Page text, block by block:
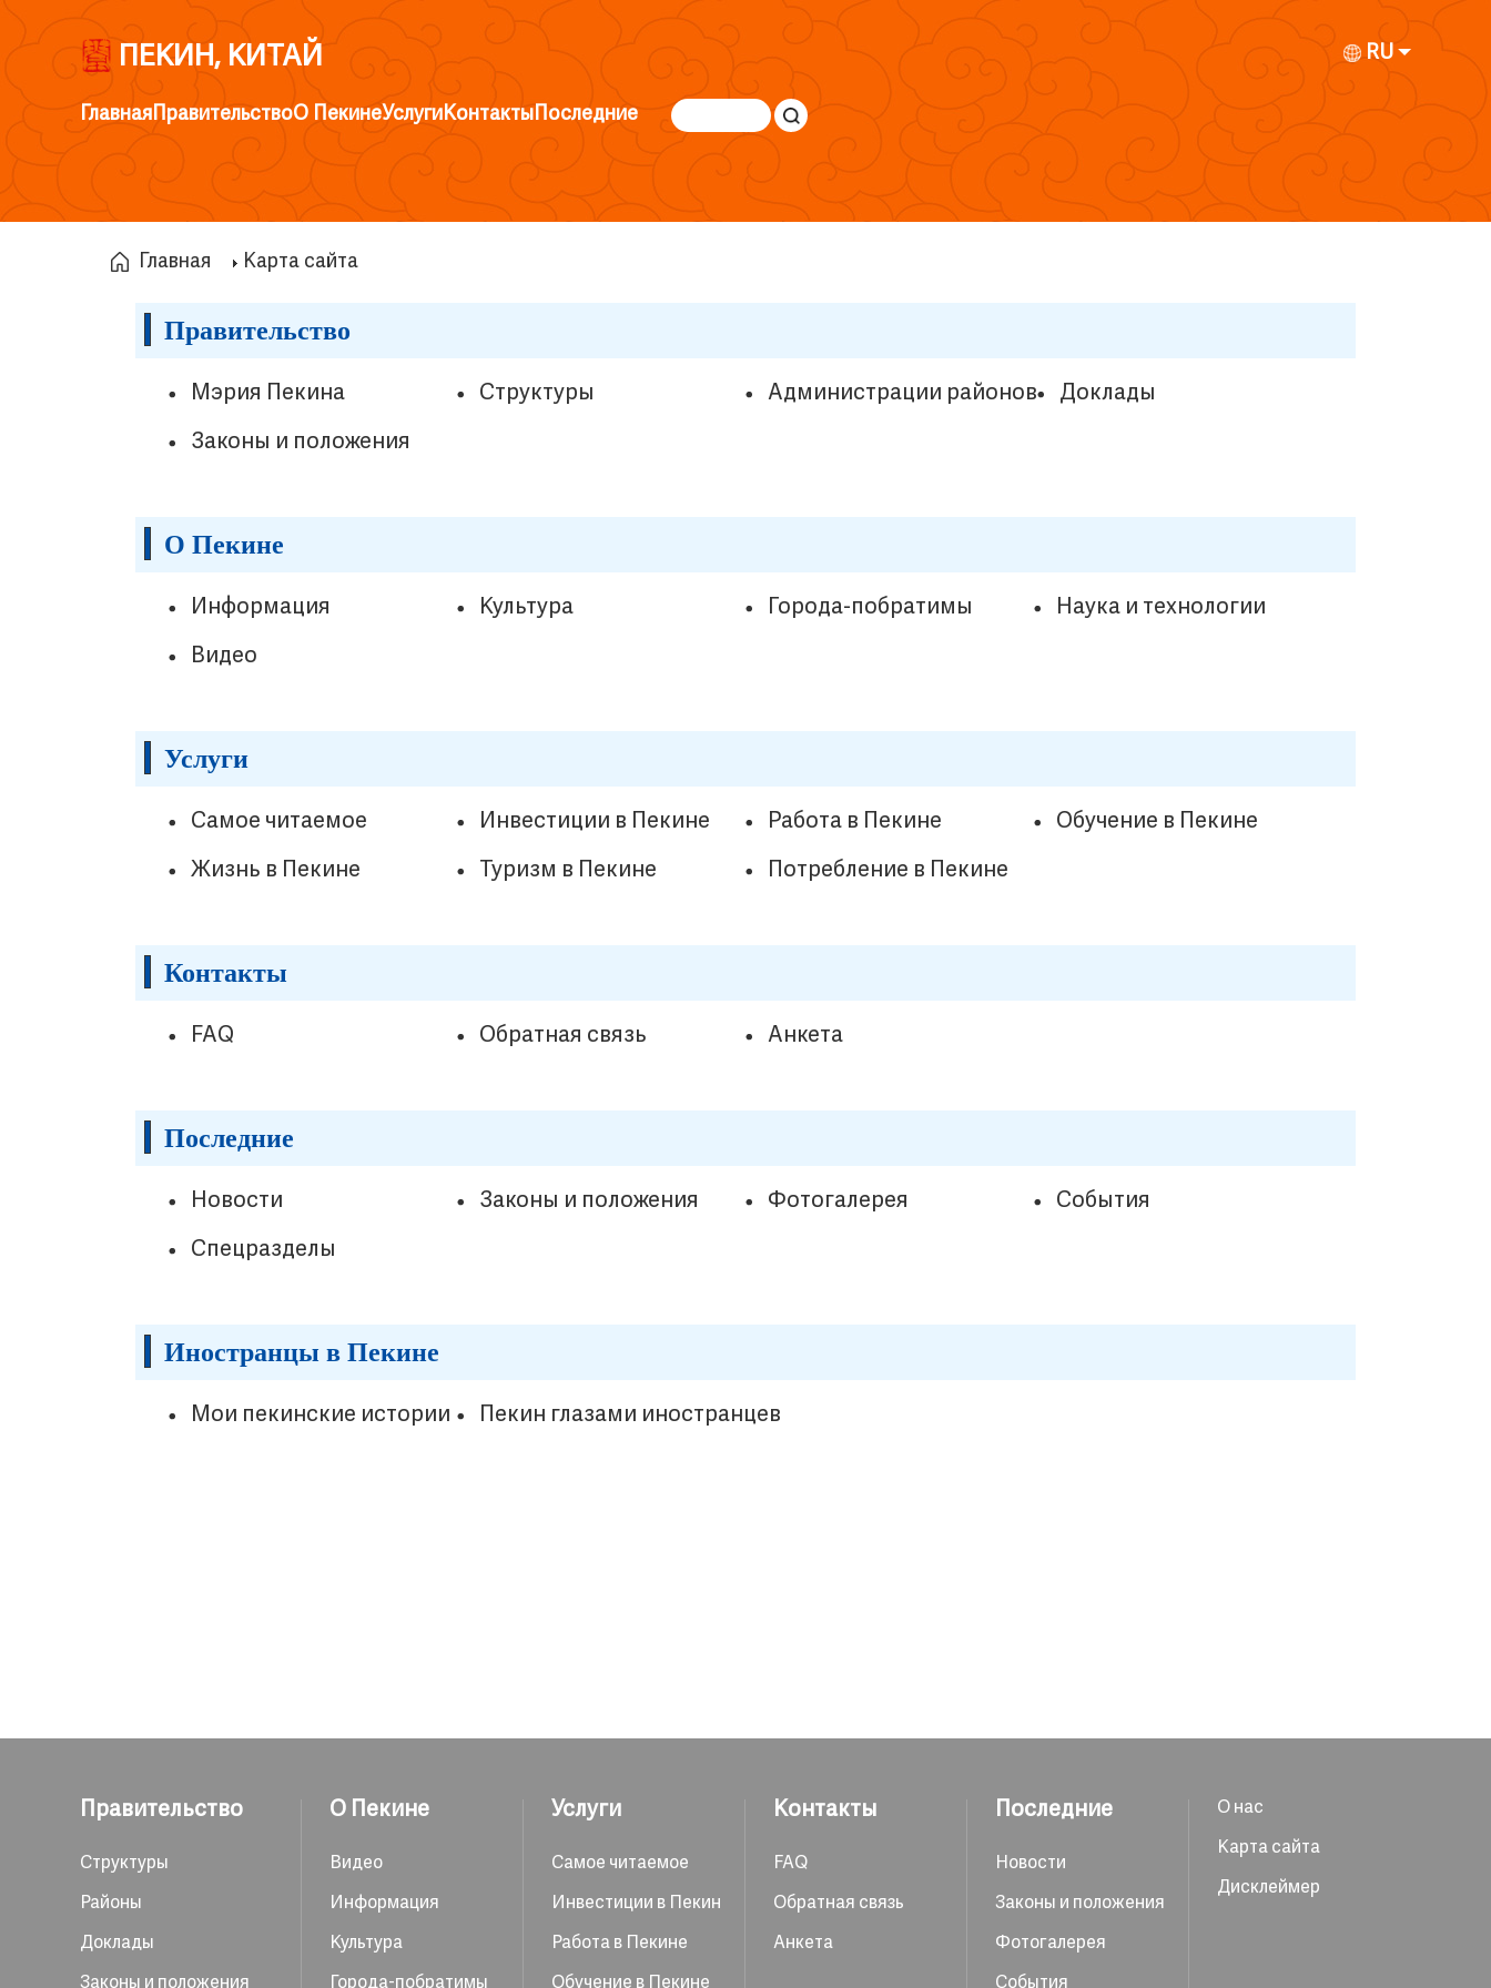
ПЕКИН, КИТАЙ RU
ГлавнаяПравительствоО ПекинеУслугиКонтактыПоследние
Главная Карта сайта
Правительство
Мэрия Пекина Структуры Администрации районов
Доклады
Законы и положения
О Пекине
Информация Культура Города-побратимы
Наука и технологии
Видео
Услуги
Самое читаемое Инвестиции в Пекине Работа в Пекине
Обучение в Пекине
Жизнь в Пекине
Туризм в Пекине Потребление в Пекине
Контакты
FAQ Обратная связь Анкета
Последние
Новости Законы и положения Фотогалерея
События
Спецразделы
Иностранцы в Пекине
Мои пекинские истории Пекин глазами иностранцев
Правительство
Структуры
Районы
Доклады
Законы и положения
О Пекине
Видео
Информация
Культура
Города-побратимы
Услуги
Самое читаемое
Инвестиции в Пекин
Работа в Пекине
Обучение в Пекине
Контакты
FAQ
Обратная связь
Анкета
Последние
Новости
Законы и положения
Фотогалерея
События
О нас
Карта сайта
Дисклеймер